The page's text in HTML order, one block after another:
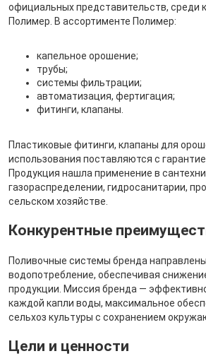
официальных представительств, среди
Полимер. В ассортименте Полимер:
капельное орошение;
трубы;
системы фильтрации;
автоматизация, фертигация;
фитинги, клапаны.
Пластиковые фитинги, клапаны для
использования поставляются с
Продукция нашла применение в
газораспределении, гидросанитарии,
сельском хозяйстве.
Конкурентные
Поливочные системы бренда
водопотребление, обеспечивая
продукции. Миссия бренда —
каждой капли воды, максимальное
сельхоз культуры с сохранением
Цели и ценности